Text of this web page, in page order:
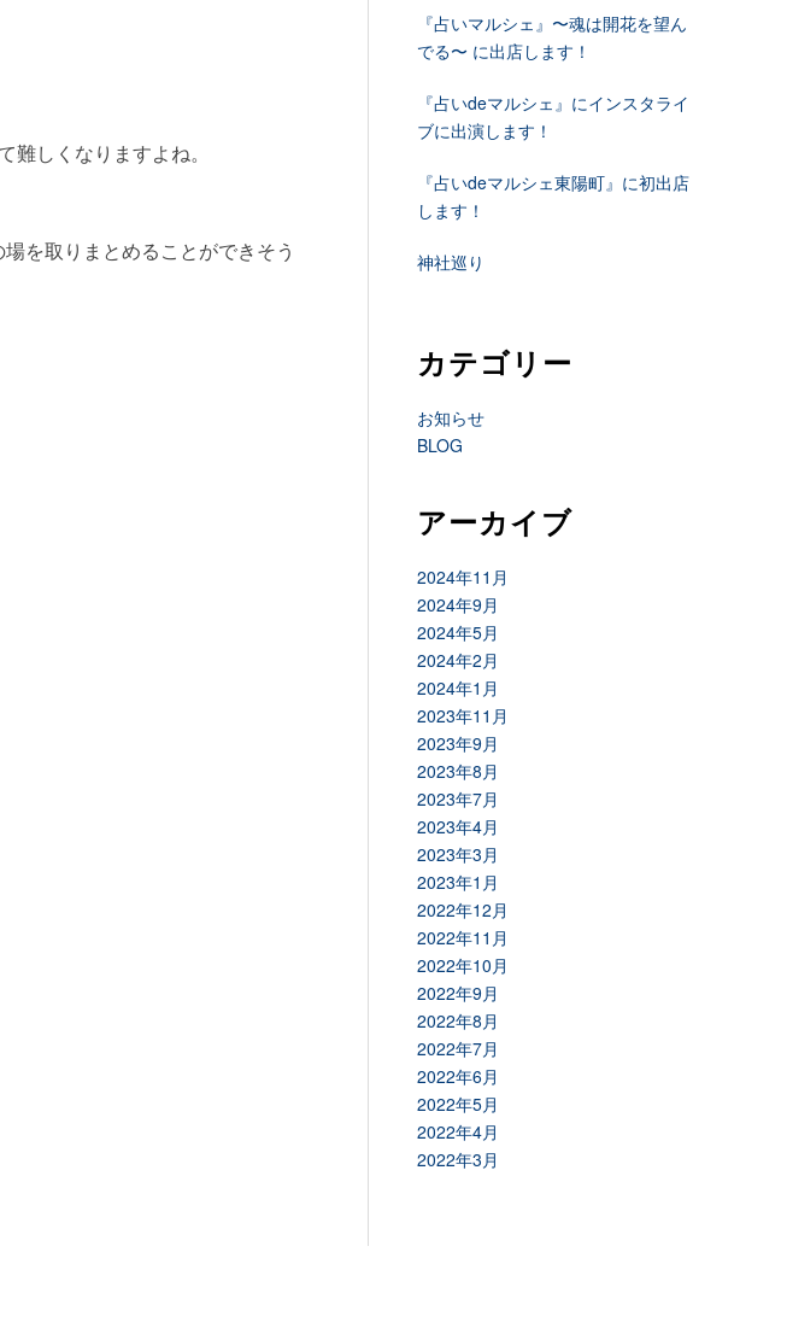
しくなりますよね。
を取りまとめることができそう
『占いマルシェ』〜魂は開花を望ん
でる〜 に出店します！
『占いdeマルシェ』にインスタライ
ブに出演します！
『占いdeマルシェ東陽町』に初出店
します！
神社巡り
カテゴリー
お知らせ
BLOG
アーカイブ
2024年11月
2024年9月
2024年5月
2024年2月
2024年1月
2023年11月
2023年9月
2023年8月
2023年7月
2023年4月
2023年3月
2023年1月
2022年12月
2022年11月
2022年10月
2022年9月
2022年8月
2022年7月
2022年6月
2022年5月
2022年4月
2022年3月